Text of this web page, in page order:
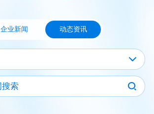
企业新闻 动态资讯